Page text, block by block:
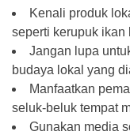
Kenali produk
seperti kerupuk ikan
Jangan lupa
budaya lokal yang
Manfaatkan
seluk-beluk tempat
Gunakan media